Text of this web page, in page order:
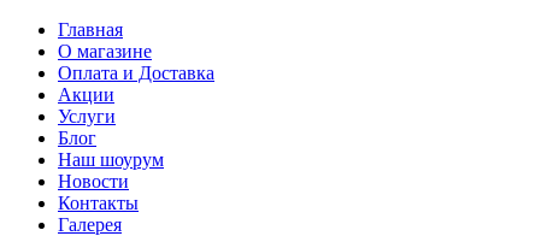
Главная
О магазине
Оплата и Доставка
Акции
Услуги
Блог
Наш шоурум
Новости
Контакты
Галерея